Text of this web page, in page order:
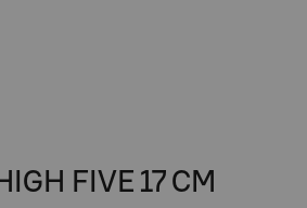
FIVE 17 CM